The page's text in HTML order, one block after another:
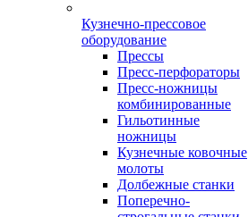
Кузнечно-прессовое
оборудование
Прессы
Пресс-перфораторы
Пресс-ножницы
комбинированные
Гильотинные
ножницы
Кузнечные ковочные
молоты
Долбежные станки
Поперечно-